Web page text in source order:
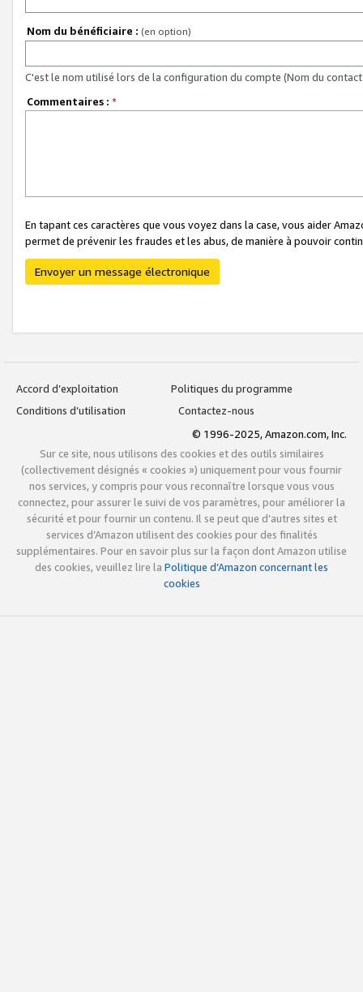
Nom du bénéficiaire : (en option)
C'est le nom utilisé lors de la configuration du compte (Nom du
Commentaires : *
En tapant ces caractères que vous voyez dans la case, vous aider
permet de prévenir les fraudes et les abus, de manière à pouvoir
Envoyer un message électronique
Accord d’exploitation
Politiques du programme
Conditions d’utilisation
Contactez-nous
© 1996-2025, Amazon.com, Inc.
Sur ce site, nous utilisons des cookies et des outils similaires
(collectivement désignés « cookies ») uniquement pour vous fournir
nos services, y compris pour vous reconnaître lorsque vous vous
connectez, pour assurer le suivi de vos paramètres, pour améliorer la
sécurité et pour fournir un contenu. Il se peut que d’autres sites et
services d’Amazon utilisent des cookies pour des finalités
supplémentaires. Pour en savoir plus sur la façon dont Amazon utilise
des cookies, veuillez lire la Politique d’Amazon concernant les
cookies